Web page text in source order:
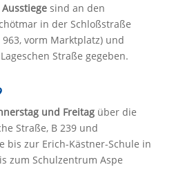
sind an den
in der Schloßstraße
vorm Marktplatz) und
Straße gegeben.
und Freitagüber die
Straße, B 239 und
bis zur Erich-Kästner-Schule in
zum Schulzentrum Aspe